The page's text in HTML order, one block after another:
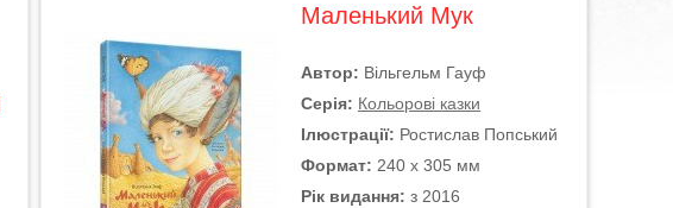
Маленький Мук
Автор: Вільгельм Гауф
Серія: Кольорові казки
Ілюстрації: Ростислав Попський
Формат: 240 х 305 мм
Рік видання: з 2016